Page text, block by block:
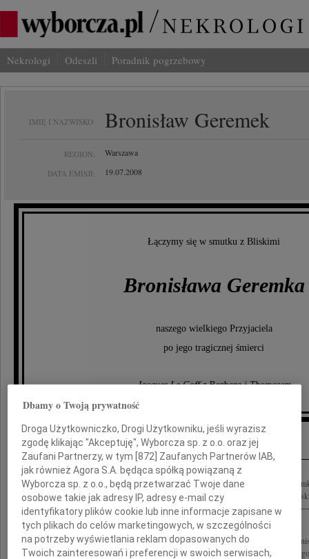
Nekrologi Odeszli Poradnik pogrzebowy
IMIĘ I NAZWISKO: Bronisław Geremek
REGION: Warszawa
DATA EMISJI: 19.07.2008
Łączymy się w smutku z Bliskimi
Bronisława Geremka
naszego wielkiego Przyjaciela
po jego tragicznej śmierci
Jacques Le Goff z Barbarą i Thomasem
Inne kondolencje
Z najgłębszyn żalem przyjęliśmy wiadomość o śmierci profesora Bronisława
polityka, dyplomaty Naszemu Koledze Marcinowi Geremkowi oraz Rodzinie i
Wyrazy głębokiego żalu i współczucia Rodzinie tragicznie zmarłego profesora
kierownictwo, funkcjonariusze i pracownicy Agencji Bezpieczeństwa Wewnętrznego
Dbamy o Twoją prywatność
Droga Użytkowniczko, Drogi Użytkowniku, jeśli wyrazisz
zgodę klikając "Akceptuję", Wyborcza sp. z o.o. oraz jej
Zaufani Partnerzy, w tym [872] Zaufanych Partnerów IAB,
jak również Agora S.A. będąca spółką powiązaną z
Wyborcza sp. z o.o., będą przetwarzać Twoje dane
osobowe takie jak adresy IP, adresy e-mail czy
identyfikatory plików cookie lub inne informacje zapisane w
tych plikach do celów marketingowych, w szczególności
na potrzeby wyświetlania reklam dopasowanych do
Twoich zainteresowań i preferencji w swoich serwisach,